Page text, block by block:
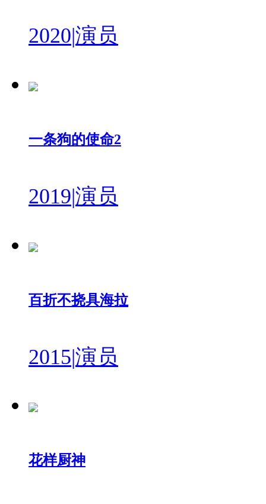
2020|演员
一条狗的使命2
2019|演员
百折不挠具海拉
2015|演员
花样厨神